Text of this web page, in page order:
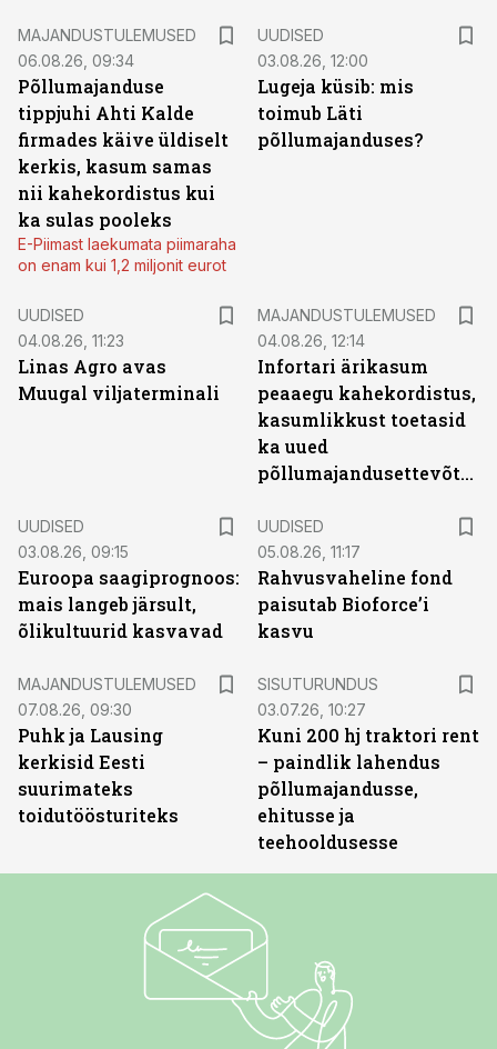
MAJANDUSTULEMUSED
06.08.26, 09:34
Põllumajanduse
tippjuhi Ahti Kalde
firmades käive üldiselt
kerkis, kasum samas
nii kahekordistus kui
ka sulas pooleks
E-Piimast laekumata piimaraha
on enam kui 1,2 miljonit eurot
UUDISED
03.08.26, 12:00
Lugeja küsib: mis
toimub Läti
põllumajanduses?
UUDISED
04.08.26, 11:23
Linas Agro avas
Muugal viljaterminali
MAJANDUSTULEMUSED
04.08.26, 12:14
Infortari ärikasum
peaaegu kahekordistus,
kasumlikkust toetasid
ka uued
põllumajandusettevõtted
UUDISED
03.08.26, 09:15
Euroopa saagiprognoos:
mais langeb järsult,
õlikultuurid kasvavad
UUDISED
05.08.26, 11:17
Rahvusvaheline fond
paisutab Bioforce’i
kasvu
MAJANDUSTULEMUSED
07.08.26, 09:30
Puhk ja Lausing
kerkisid Eesti
suurimateks
toidutöösturiteks
SISUTURUNDUS
03.07.26, 10:27
Kuni 200 hj traktori rent
– paindlik lahendus
põllumajandusse,
ehitusse ja
teehooldusesse